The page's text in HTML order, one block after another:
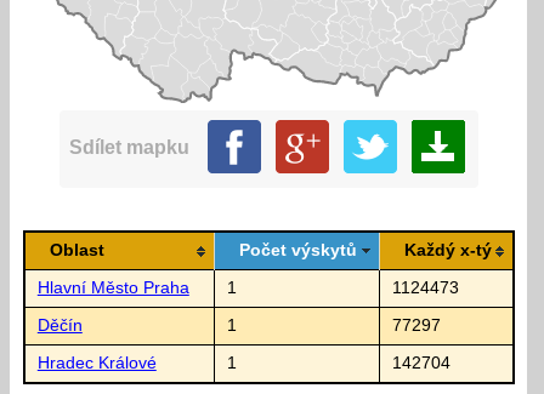
Sdílet mapku
Oblast Počet výskytů Každý x-tý
Hlavní Město Praha 1 1124473
Děčín 1 77297
Hradec Králové 1 142704